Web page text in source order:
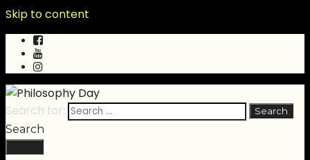
Skip to content
Search for:
Search